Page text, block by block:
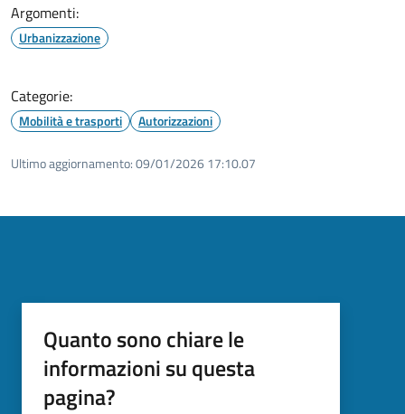
Argomenti:
Urbanizzazione
Categorie:
Mobilità e trasporti Autorizzazioni
Ultimo aggiornamento:09/01/2026 17:10.07
Quanto sono chiare le
informazioni su questa
pagina?